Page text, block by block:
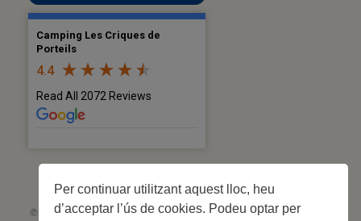
Per continuar utilitzant aquest lloc, heu
d’acceptar l’ús de cookies. Podeu optar per
Camping Les Criques de
Porteils
4.4
Read All 2072 Reviews
©2026 Les Criques de Porteils | SIRET: 539 925 636 00026 - Classement 5